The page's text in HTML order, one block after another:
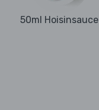
50ml Hoisinsauce